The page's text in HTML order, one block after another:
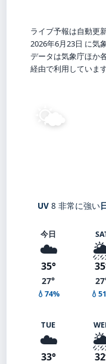
ライブ予報は自動更
2026年6月23日 に気
データは気象庁ほか
経由で利用しています
🌤️
UV 8 非常に強い
今日
☁️
35°
27°
💧74%
TUE
☁️
33°